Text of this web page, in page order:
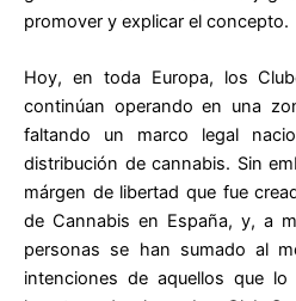
promover y explicar el concepto.
Hoy, en toda Europa, los
continúan operando en una
faltando un marco legal
distribución de cannabis. Sin
márgen de libertad que fue
de Cannabis en España, y, a
personas se han sumado al
intenciones de aquellos que lo